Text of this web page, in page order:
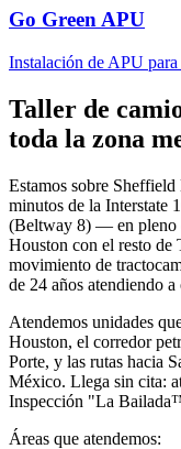
Go Green APU
Instalación de APU
Taller de
toda la zona
Estamos sobre
minutos de la Interstate
(Beltway 8) — en pleno
Houston con el resto de
movimiento de
de 24 años atendiendo
Atendemos unidades
Houston, el corredor
Porte, y las rutas hacia
México. Llega sin cita:
Inspección "La
Áreas que atendemos: